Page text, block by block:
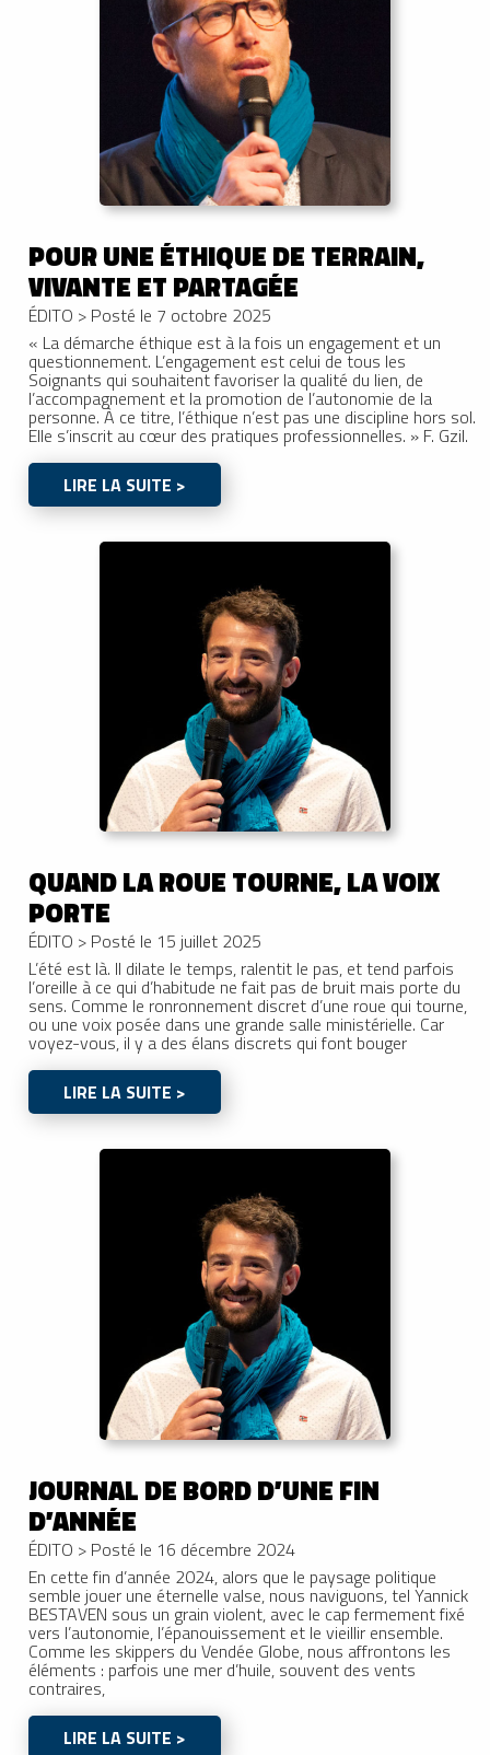
POUR UNE ÉTHIQUE DE TERRAIN,
VIVANTE ET PARTAGÉE
ÉDITO > Posté le 7 octobre 2025
« La démarche éthique est à la fois un engagement et un
questionnement. L’engagement est celui de tous les
Soignants qui souhaitent favoriser la qualité du lien, de
l’accompagnement et la promotion de l’autonomie de la
personne. À ce titre, l’éthique n’est pas une discipline hors sol.
Elle s’inscrit au cœur des pratiques professionnelles. » F. Gzil.
LIRE LA SUITE >
QUAND LA ROUE TOURNE, LA VOIX
PORTE
ÉDITO > Posté le 15 juillet 2025
L’été est là. Il dilate le temps, ralentit le pas, et tend parfois
l’oreille à ce qui d’habitude ne fait pas de bruit mais porte du
sens. Comme le ronronnement discret d’une roue qui tourne,
ou une voix posée dans une grande salle ministérielle. Car
voyez-vous, il y a des élans discrets qui font bouger
LIRE LA SUITE >
JOURNAL DE BORD D’UNE FIN
D’ANNÉE
ÉDITO > Posté le 16 décembre 2024
En cette fin d’année 2024, alors que le paysage politique
semble jouer une éternelle valse, nous naviguons, tel Yannick
BESTAVEN sous un grain violent, avec le cap fermement fixé
vers l’autonomie, l’épanouissement et le vieillir ensemble.
Comme les skippers du Vendée Globe, nous affrontons les
éléments : parfois une mer d’huile, souvent des vents
contraires,
LIRE LA SUITE >